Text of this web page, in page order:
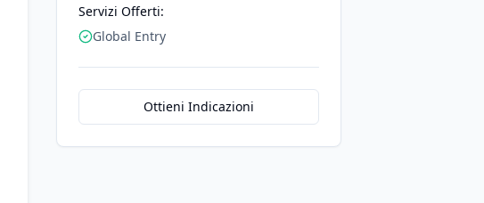
Servizi Offerti:
Global Entry
Ottieni Indicazioni